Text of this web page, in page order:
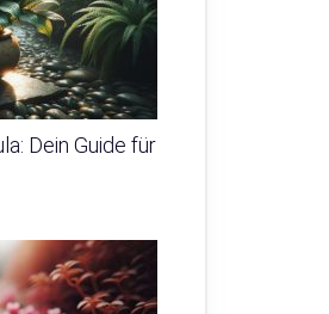
Dein Guide für